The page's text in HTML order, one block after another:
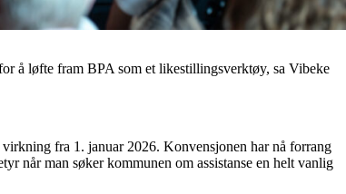
å løfte fram BPA som et likestillingsverktøy, sa Vibeke
fra 1. januar 2026. Konvensjonen har nå forrang
når man søker kommunen om assistanse en helt vanlig